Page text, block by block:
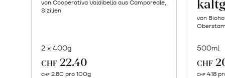
von Cooperativa Valdibella aus Camporeale,
Sizilien
2 x 400g
CHF 22.40
CHF 2.80 pro 100g
von
500ml
CHF
CHF 4.18